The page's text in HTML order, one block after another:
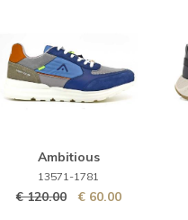
Ambitious
13571-1781
€ 120.00 € 60.00